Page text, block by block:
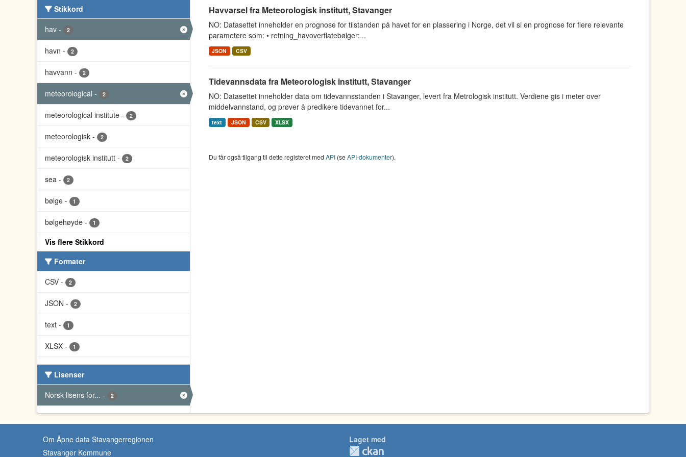
Stikkord
hav - 2
havn - 2
havvann - 2
meteorological - 2
meteorological institute - 2
meteorologisk - 2
meteorologisk institutt - 2
sea - 2
bølge - 1
bølgehøyde - 1
Vis flere Stikkord
Formater
CSV - 2
JSON - 2
text - 1
XLSX - 1
Lisenser
Norsk lisens for... - 2
Havvarsel fra Meteorologisk institutt, Stavanger
NO: Datasettet inneholder en prognose for tilstanden på havet for en plassering i Norge, det vil si en prognose for flere relevante
parametere som: • retning_havoverflatebølger:...
JSON CSV
Tidevannsdata fra Meteorologisk institutt, Stavanger
NO: Datasettet inneholder data om tidevannsstanden i Stavanger, levert fra Metrologisk institutt. Verdiene gis i meter over
middelvannstand, og prøver å predikere tidevannet for...
text JSON CSV XLSX
Du får også tilgang til dette registeret med API(seAPI-dokumenter).
Om Åpne data Stavangerregionen
Stavanger Kommune
Laget med